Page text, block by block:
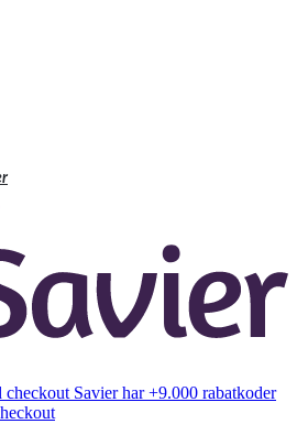
checkout Savier har +9.000 rabatkoder